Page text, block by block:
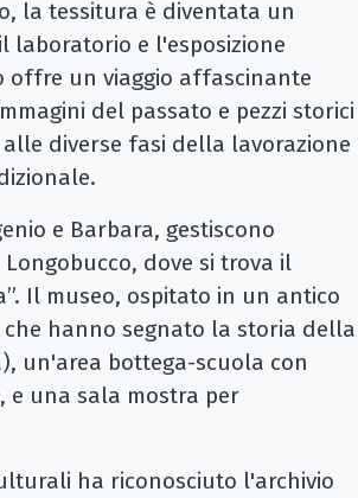
la tessitura è diventata un
laboratorio e l'esposizione
offre un viaggio affascinante
del passato e pezzi storici
diverse fasi della lavorazione
e Barbara, gestiscono
dove si trova il
Il museo, ospitato in un antico
hanno segnato la storia della
un'area bottega-scuola con
una sala mostra per
ha riconosciuto l'archivio